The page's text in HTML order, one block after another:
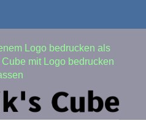
Logo bedrucken als
mit Logo bedrucken